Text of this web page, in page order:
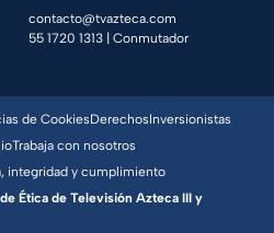
contacto@tvazteca.com
55 1720 1313 | Conmutador
de CookiesDerechosInversionistas
Trabaja con nosotros
integridad y cumplimiento
Ética de Televisión Azteca III y